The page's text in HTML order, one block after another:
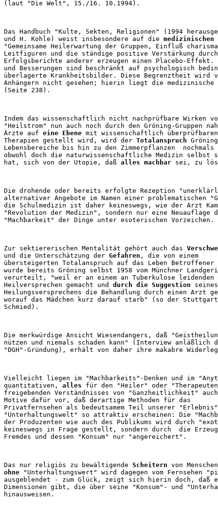
Das Handbuch "Kulte, Sekten, Religionen" (1994
und H. Kohle) weist insbesondere auf die medizinischen
"Gemeinsame Heilerwartung der Gruppen, Einfluß
Leitfiguren und die ständige positive Verstärkung
Erfolgsberichte anderer erzeugen einen Placebo-Effekt.
und Besserungen sind beschränkt auf psychologisch
überlagerte Krankheitsbilder. Diese Begrenztheit wird
Anhängern nicht gesehen; hierin liegt die medizinische
Indem das wissenschaftlich nicht nachprüfbare Wirken
"Heilstrom" nun auch noch durch den Gröning-Gruppen
Ärzte auf eine Ebene mit wissenschaftlich
Therapien gestellt wird, wird der Totalanspruch
Lebensbereiche bis hin zu den Zimmerpflanzen  nochmals
obwohl doch die naturwissenschaftliche Medizin selbst
hat, sich von der Utopie, daß alles machbar
Die drohende oder bereits erfolgte Rezeption
alternativer Angebote im Namen einer problematischen
die Schulmedizin ist daher keineswegs, wie der Arzt
"Revolution der Medizin", sondern nur eine
Zur sektiererischen Mentalität gehört auch das
und die Unterschätzung der Gefahren , die von einem
übersteigerten Totalanspruch auf das Leben Betroffener
wurde bereits Gröning selbst 1958 vom Münchner
verurteilt, "weil er an einem an Tuberkulose leidenden
Heilversprechen gemacht und durch die Suggestion
Heilungsversprechens die Behandlung durch einen
worauf das Mädchen kurz darauf starb" (so der
Die merkwürdige Ansicht Wiesendangers, daß
nützen und niemals schaden kann" (Interview anläßlich
Vielleicht liegen im "Machbarkeits"-Denken und im
quantitativen, alles für den "Heiler" oder
freigebenden Verständnisses von "Ganzheitlichkeit"
Motive dafür vor, daß derartige Methoden für das
Privatfernsehen als bedeutsamem Teil unserer
"Unterhaltungswelt" so attraktiv erscheinen: Die
der Produzenten wie auch des Publikums wird durch
keineswegs in Frage gestellt, sondern durch  die
Das nur religiös zu bewältigende Scheitern
ohne "Unterhaltungswert" wird dagegen vom Fernsehen
ausgeblendet - zum Glück, zeigt sich hierin doch, daß
Dimensionen gibt, die über seine "Konsum"- und